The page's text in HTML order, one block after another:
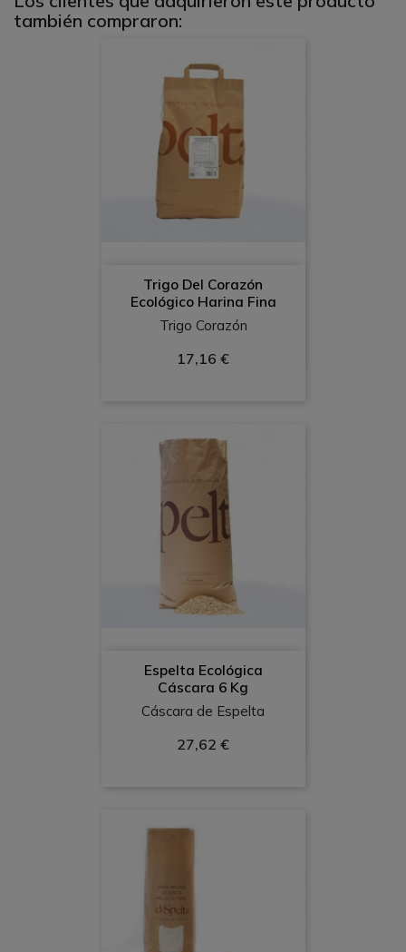
también compraron:
Trigo Del Corazón
Ecológico Harina Fina
Trigo Corazón
17,16 €
Espelta Ecológica
Cáscara 6 Kg
Cáscara de Espelta
27,62 €